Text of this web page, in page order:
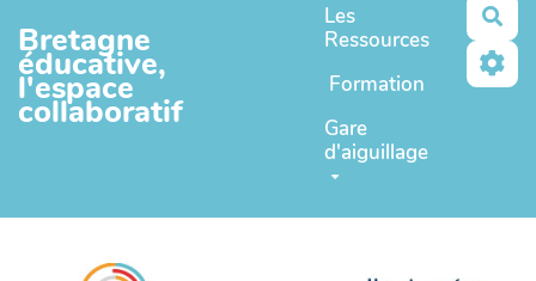
Bretagne
éducative,
l'espace
collaboratif
Les
Ressources
Formation
Gare
d'aiguillage